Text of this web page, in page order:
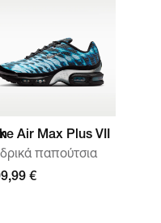
Air Max Plus VII
παπούτσια
€